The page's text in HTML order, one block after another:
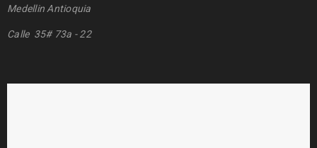
Medellin Antioquia
Calle 35# 73a - 22